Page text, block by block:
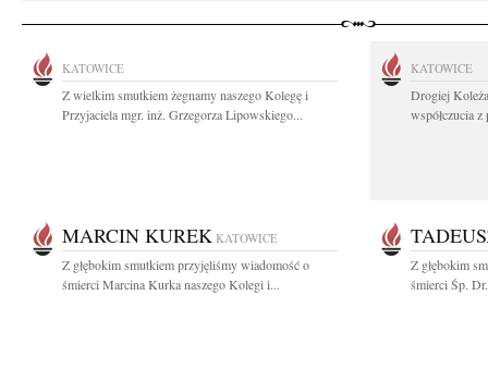
KATOWICE
Z wielkim smutkiem żegnamy naszego Kolegę i
Przyjaciela mgr. inż. Grzegorza Lipowskiego...
KATOWICE
Drogiej
współczucia
MARCIN KUREK KATOWICE
Z głębokim smutkiem przyjęliśmy wiadomość o
śmierci Marcina Kurka naszego Kolegi i...
Z głębokim
śmierci Śp.